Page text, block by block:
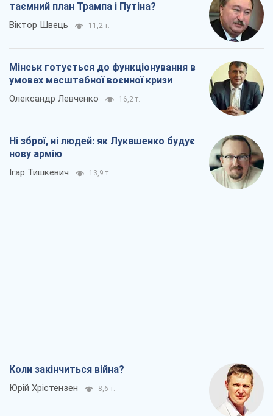
таємний план Трампа і Путіна?
Віктор Швець 11,2 т.
Мінськ готується до функціонування в
умовах масштабної воєнної кризи
Олександр Левченко 16,2 т.
Ні зброї, ні людей: як Лукашенко будує
нову армію
Ігар Тишкевич 13,9 т.
Коли закінчиться війна?
Юрій Хрістензен 8,6 т.